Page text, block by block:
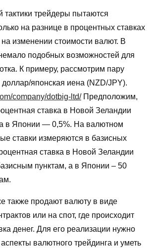
тактики трейдеры пытаются
на разнице в процентных ставках
на изменении стоимости валют. В
подобных возможностей для
К примеру, рассмотрим пару
доллар/японская иена (NZD/JPY).
company/dotbig-ltd/Предположим,
ставка в Новой Зеландии
а в Японии — 0,5%. На валютном
ставки измеряются в базисных
ставка в Новой Зеландии
пунктам, а в Японии – 50
также продают валюту в виде
или на спот, где происходит
денег. Для его реализации нужно
валютного трейдинга и уметь